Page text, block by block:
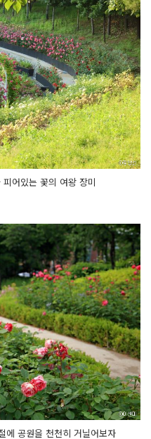
어있는 꽃의 여왕 장미
에 공원을 천천히 거닐어보자